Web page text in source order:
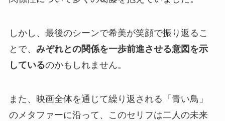
しかし、最後のシーンで希美が笑顔で振り返るこ
とで、 みぞれとの関係を一歩前進させる意図を示
しているのかもしれません。
また、映画全体を通じて繰り返される「青い鳥」
のメタファーに沿って、このセリフは二人の未来